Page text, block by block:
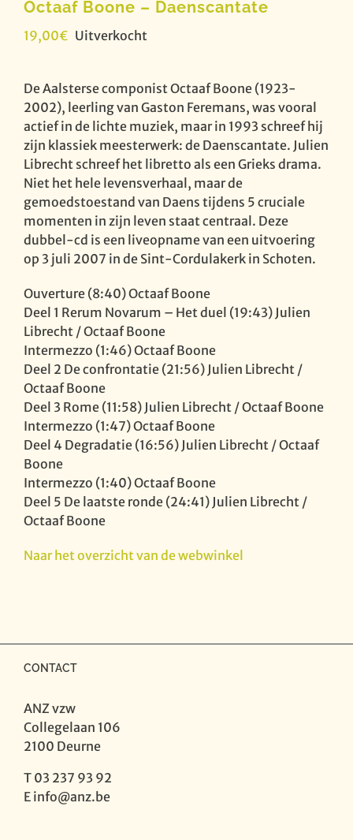
Octaaf Boone – Daenscantate
19,00€ Uitverkocht
De Aalsterse componist Octaaf Boone (1923-
2002), leerling van Gaston Feremans, was vooral
actief in de lichte muziek, maar in 1993 schreef hij
zijn klassiek meesterwerk: de Daenscantate. Julien
Librecht schreef het libretto als een Grieks drama.
Niet het hele levensverhaal, maar de
gemoedstoestand van Daens tijdens 5 cruciale
momenten in zijn leven staat centraal. Deze
dubbel-cd is een liveopname van een uitvoering
op 3 juli 2007 in de Sint-Cordulakerk in Schoten.
Ouverture (8:40) Octaaf Boone
Deel 1 Rerum Novarum – Het duel (19:43) Julien
Librecht / Octaaf Boone
Intermezzo (1:46) Octaaf Boone
Deel 2 De confrontatie (21:56) Julien Librecht /
Octaaf Boone
Deel 3 Rome (11:58) Julien Librecht / Octaaf Boone
Intermezzo (1:47) Octaaf Boone
Deel 4 Degradatie (16:56) Julien Librecht / Octaaf
Boone
Intermezzo (1:40) Octaaf Boone
Deel 5 De laatste ronde (24:41) Julien Librecht /
Octaaf Boone
Naar het overzicht van de webwinkel
CONTACT
ANZ vzw
Collegelaan 106
2100 Deurne
T 03 237 93 92
E info@anz.be